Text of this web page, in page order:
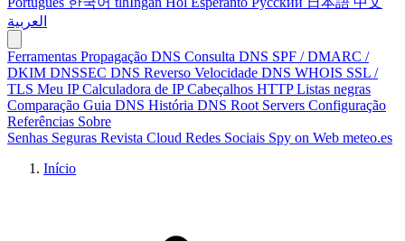
العربية
Ferramentas Propagação DNS Consulta DNS SPF / DMARC /
DKIM DNSSEC DNS Reverso Velocidade DNS WHOIS SSL /
TLS Meu IPCalculadora de IPCabeçalhos HTTPListas negras
Comparação Guia DNS História DNS Root Servers Configuração
Referências Sobre
Senhas Seguras Revista Cloud Redes Sociais Spy on Web meteo.es
Início